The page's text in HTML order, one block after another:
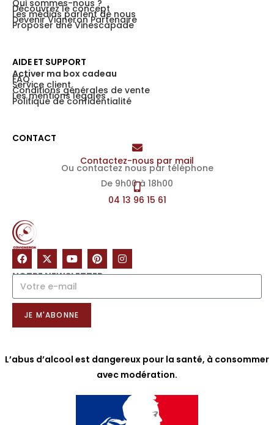
NOTRE NEWSLETTER
JE M'ABONNE
CONTACT
Contactez-nous par mail
Ou contactez nous par téléphone
De 9h00 à 18h00
04 13 96 15 61
AIDE ET SUPPORT
Activer ma box cadeau
FAQ
Service client
Conditions générales de vente
Les mentions légales
Politique de confidentialité
Qui sommes-nous ?
Découvrez le concept
Les médias parlent de nous
Devenir Vigneron Partenaire
Proposer une Vinescapade
L’abus d’alcool est dangereux pour la santé, à consommer
avec modération.